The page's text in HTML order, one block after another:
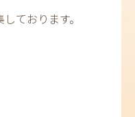
ております。